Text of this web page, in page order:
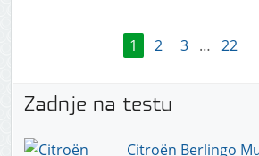
1 2 3 … 22
Zadnje na testu
Citroën Berlingo